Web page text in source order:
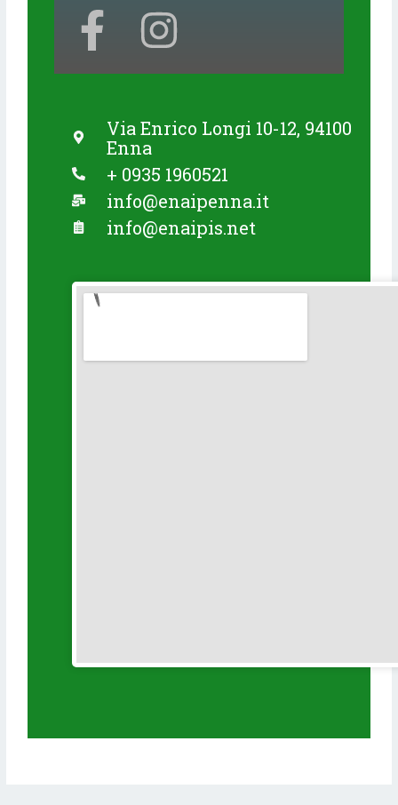
F
a
c
e
b
o
o
k
-
I
n
s
t
a
g
r
m
Via Enrico Longi 10-12, 94100
Enna
+ 0935 1960521
info@enaipenna.it
info@enaipis.net